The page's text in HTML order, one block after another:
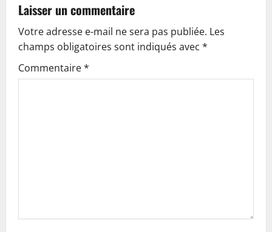
v
i
g
Laisser un commentaire
Votre adresse e-mail ne sera pas publiée. Les
champs obligatoires sont indiqués avec *
Commentaire*